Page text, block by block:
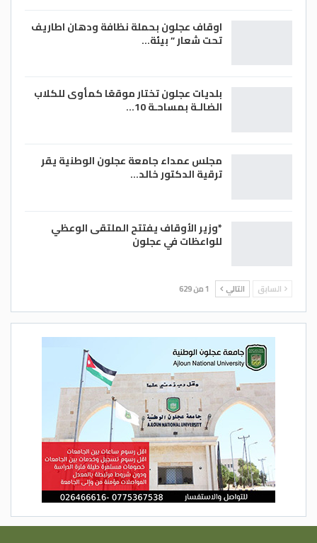
اوقاف عجلون بحملة نظافة ودهان اطاريف
تحت شعار ” بيئة…
بلديات عجلون تختار موقعًا كمأوى للكلاب
الضالـة بمساحـة 10…
مجلس عمداء جامعة عجلون الوطنية يقر
ترقية الدكتور خالد…
*وزير الأوقاف يفتتح الملتقى الوعظي
للواعظات في عجلون
السابق التالي 1 من 629